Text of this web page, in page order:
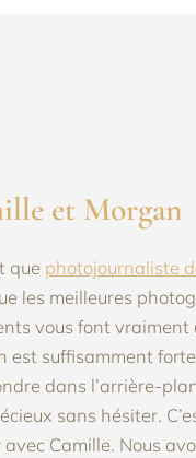
et Morgan
que photojournaliste
les meilleures
vous font vraiment
est suffisamment
dans l’arrière-
sans hésiter.
avec Camille. Nous